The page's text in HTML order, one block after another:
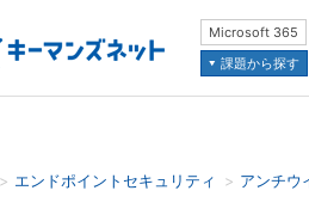
Microsoft 365
課題から探す
検索語を入力してください
エンドポイントセキュリティ アンチウ